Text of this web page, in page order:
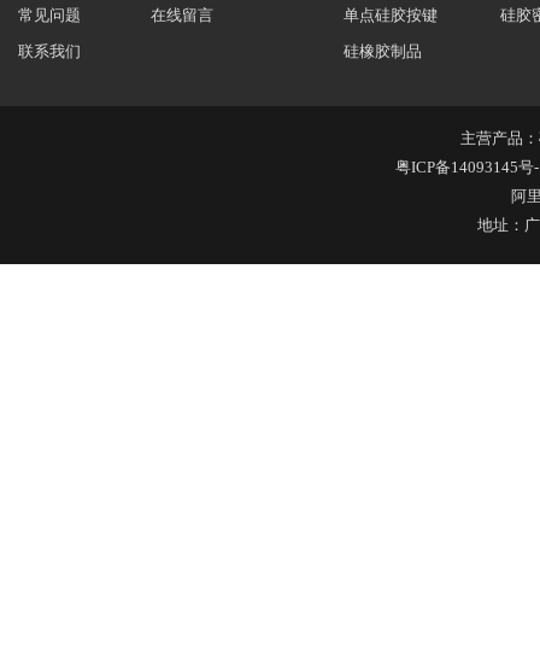
常见问题
在线留言
联系我们
单点硅胶按键
硅胶
硅橡胶制品
主营产品：
粤ICP备14093145号
阿
地址：